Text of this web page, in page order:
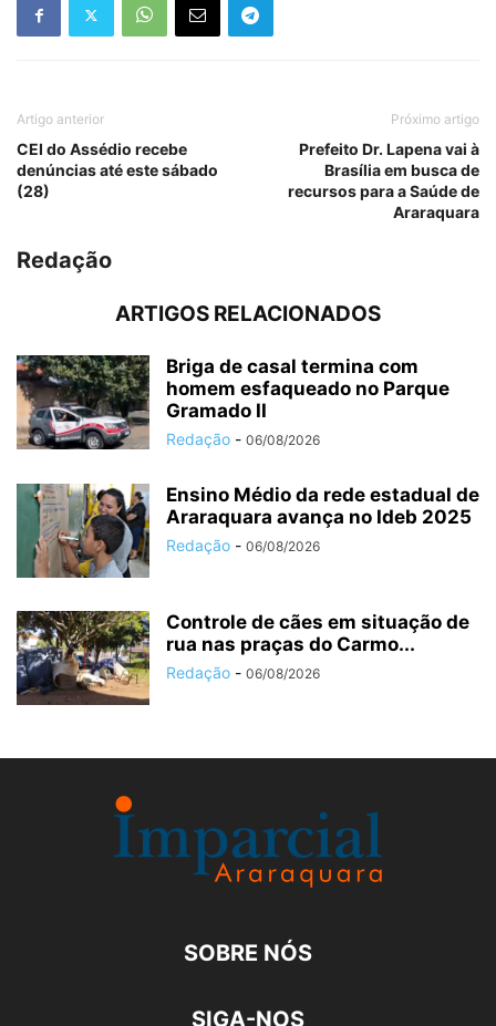
Artigo anterior
CEI do Assédio recebe
denúncias até este sábado
(28)
Próximo artigo
Prefeito Dr. Lapena vai à
Brasília em busca de
recursos para a Saúde de
Araraquara
Redação
ARTIGOS RELACIONADOS
Briga de casal termina com
homem esfaqueado no Parque
Gramado II
Redação - 06/08/2026
Ensino Médio da rede estadual de
Araraquara avança no Ideb 2025
Redação - 06/08/2026
Controle de cães em situação de
rua nas praças do Carmo...
Redação - 06/08/2026
SOBRE NÓS
SIGA-NOS